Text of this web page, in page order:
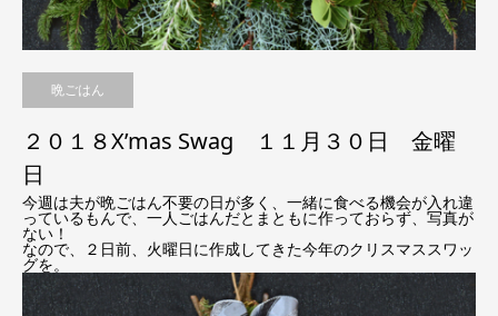
晩ごはん
２０１８X’mas Swag １１月３０日 金曜
日
今週は夫が晩ごはん不要の日が多く、一緒に食べる機会が入れ違
っているもんで、一人ごはんだとまともに作っておらず、写真が
ない！
なので、２日前、火曜日に作成してきた今年のクリスマススワッ
グを。